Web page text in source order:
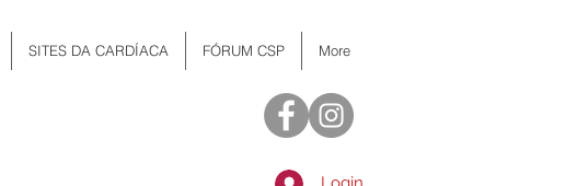
SITES DA CARDÍACA FÓRUM CSP More